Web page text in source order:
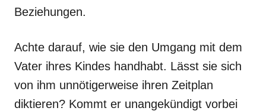
Beziehungen.
Achte darauf, wie sie den Umgang mit dem
Vater ihres Kindes handhabt. Lässt sie sich
von ihm unnötigerweise ihren Zeitplan
diktieren? Kommt er unangekündigt vorbei